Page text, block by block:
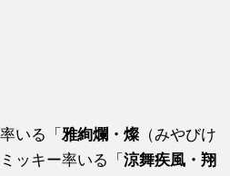
いる「雅絢爛・燦 （みやびけ
ッキー率いる「涼舞疾風・翔